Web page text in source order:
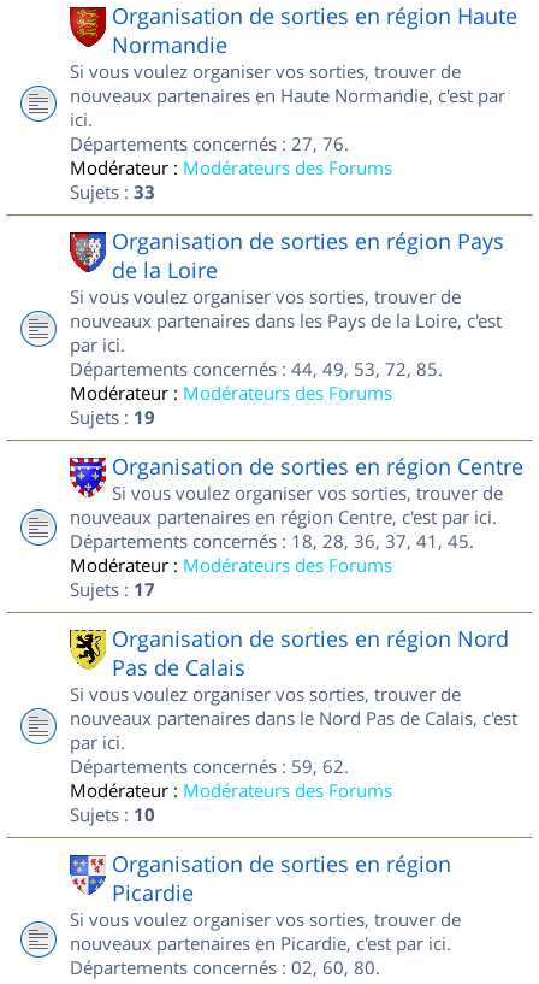
Organisation de sorties en région Haute
Normandie
Si vous voulez organiser vos sorties, trouver de
nouveaux partenaires en Haute Normandie, c'est par
ici.
Départements concernés : 27, 76.
Modérateur : Modérateurs des Forums
Sujets : 33
Organisation de sorties en région Pays
de la Loire
Si vous voulez organiser vos sorties, trouver de
nouveaux partenaires dans les Pays de la Loire, c'est
par ici.
Départements concernés : 44, 49, 53, 72, 85.
Modérateur : Modérateurs des Forums
Sujets : 19
Organisation de sorties en région Centre
Si vous voulez organiser vos sorties, trouver de
nouveaux partenaires en région Centre, c'est par ici.
Départements concernés : 18, 28, 36, 37, 41, 45.
Modérateur : Modérateurs des Forums
Sujets : 17
Organisation de sorties en région Nord
Pas de Calais
Si vous voulez organiser vos sorties, trouver de
nouveaux partenaires dans le Nord Pas de Calais, c'est
par ici.
Départements concernés : 59, 62.
Modérateur : Modérateurs des Forums
Sujets : 10
Organisation de sorties en région
Picardie
Si vous voulez organiser vos sorties, trouver de
nouveaux partenaires en Picardie, c'est par ici.
Départements concernés : 02, 60, 80.